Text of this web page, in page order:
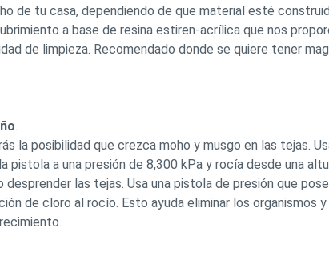
de tu casa, dependiendo de que material esté
a base de resina estiren-acrílica que nos
de limpieza. Recomendado donde se quiere tener
.
la posibilidad que crezca moho y musgo en las tejas.
pistola a una presión de 8,300 kPa y rocía desde una
las tejas. Usa una pistola de presión que
de cloro al rocío. Esto ayuda eliminar los organismos